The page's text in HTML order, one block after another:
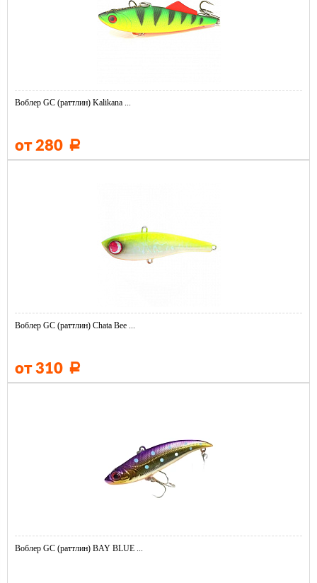
Воблер GC (раттлин) Kalikana ...
от 280 Р
Воблер GC (раттлин) Chata Bee ...
от 310 Р
Воблер GC (раттлин) BAY BLUE ...